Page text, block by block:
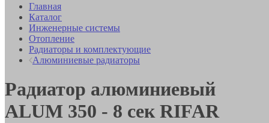
Главная
Каталог
Инженерные системы
Отопление
Радиаторы и комплектующие
Алюминиевые радиаторы
Радиатор алюминиевый
ALUM 350 - 8 сек RIFAR